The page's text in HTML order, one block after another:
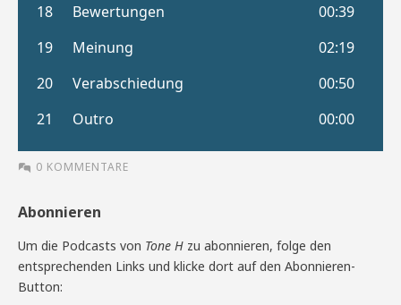
0 KOMMENTARE
Abonnieren
Um die Podcasts von Tone H zu abonnieren, folge den
entsprechenden Links und klicke dort auf den Abonnieren-
Button: